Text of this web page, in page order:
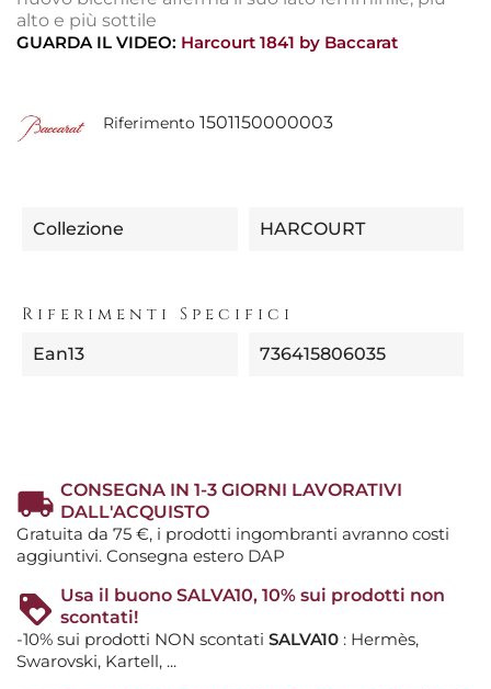
alto e più sottile
GUARDA IL VIDEO: Harcourt 1841 by Baccarat
Riferimento 1501150000003
Collezione HARCOURT
Riferimenti Specifici
Ean13 736415806035
CONSEGNA IN 1-3 GIORNI LAVORATIVI
DALL'ACQUISTO
Gratuita da 75 €, i prodotti ingombranti avranno costi
aggiuntivi. Consegna estero DAP
Usa il buono SALVA10, 10% sui prodotti non
scontati!
-10% sui prodotti NON scontati SALVA10 : Hermès,
Swarovski, Kartell, ...